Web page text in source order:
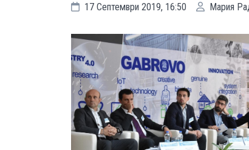
17 Септември 2019, 16:50 Мария